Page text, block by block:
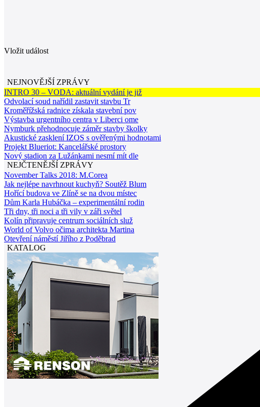
Vložit událost
NEJNOVĚJŠÍ ZPRÁVY
INTRO 30 – VODA: aktuální vydání je již
Odvolací soud nařídil zastavit stavbu Tr
Kroměřížská radnice získala stavební pov
Výstavba urgentního centra v Liberci ome
Nymburk přehodnocuje záměr stavby školky
Akustické zasklení IZOS s ověřenými hodnotami
Projekt Blueriot: Kancelářské prostory
Nový stadion za Lužánkami nesmí mít dle
NEJČTENĚJŠÍ ZPRÁVY
November Talks 2018: M.Corea
Jak nejlépe navrhnout kuchyň? Soutěž Blum
Hořící budova ve Zlíně se na dvou místec
Dům Karla Hubáčka – experimentální rodin
Tři dny, tři noci a tři vily v záři světel
Kolín připravuje centrum sociálních služ
World of Volvo očima architekta Martina
Otevření náměstí Jiřího z Poděbrad
KATALOG